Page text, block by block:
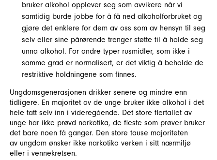
bruker alkohol opplever seg som avvikere når vi
samtidig burde jobbe for å få ned alkoholforbruket og
gjøre det enklere for dem av oss som av hensyn til seg
selv eller sine pårørende trenger støtte til å holde seg
unna alkohol. For andre typer rusmidler, som ikke i
samme grad er normalisert, er det viktig å beholde de
restriktive holdningene som finnes.
Ungdomsgenerasjonen drikker senere og mindre enn
tidligere. En majoritet av de unge bruker ikke alkohol i det
hele tatt selv inn i videregående. Det store flertallet av
unge har ikke prøvd narkotika, de fleste som prøver bruker
det bare noen få ganger. Den store tause majoriteten
av ungdom ønsker ikke narkotika verken i sitt nærmiljø
eller i vennekretsen.